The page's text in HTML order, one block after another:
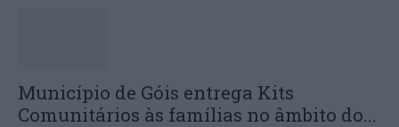
Município de Góis entrega Kits
Comunitários às famílias no âmbito do...